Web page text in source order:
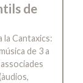
de
la Cantaxics:
de 3 a